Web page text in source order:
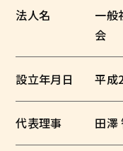
法人名
一般
会
設立年月日 平成
代表理事 田澤